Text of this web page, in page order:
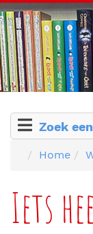
Zoek
Home
Iets